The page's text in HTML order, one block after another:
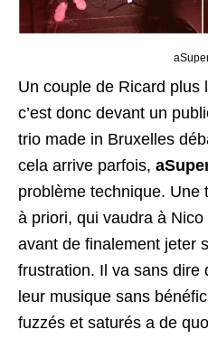
Un couple de Ricard plus
c’est donc devant un
trio made in Bruxelles
cela arrive parfois,
problème technique. Une
à priori, qui vaudra à
avant de finalement jeter
frustration. Il va sans dire
leur musique sans
fuzzés et saturés a de